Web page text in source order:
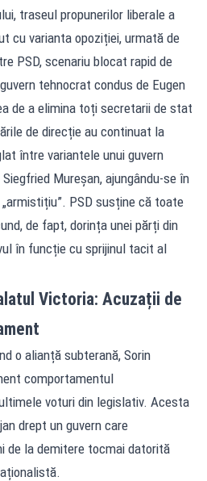
traseul propunerilor liberale a
cu varianta opoziției, urmată de
PSD, scenariu blocat rapid de
tehnocrat condus de Eugen
de a elimina toți secretarii de stat
de direcție au continuat la
între variantele unui guvern
Mureșan, ajungându-se în
PSD susține că toate
de fapt, dorința unei părți din
în funcție cu sprijinul tacit al
Victoria: Acuzații de
o alianță subterană, Sorin
comportamentul
voturi din legislativ. Acesta
drept un guvern care
de la demitere tocmai datorită